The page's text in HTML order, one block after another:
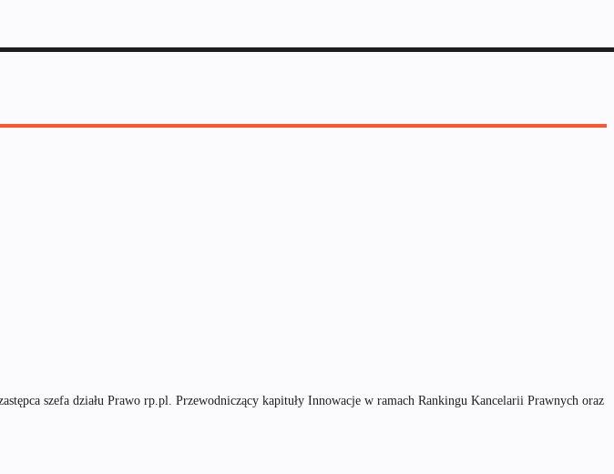
szefa działu Prawo rp.pl. Przewodniczący kapituły Innowacje w ramach Rankingu Kancelarii Prawnych oraz